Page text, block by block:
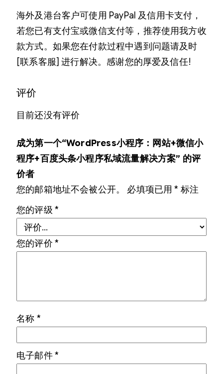
海外及港台客户可使用 PayPal 及信用卡支付，
若您已有支付宝或微信支付等，推荐使用我方收
款方式。如果您在付款过程中遇到问题请及时
[联系客服] 进行解决。感谢您的厚爱及信任!
评价
目前还没有评价
成为第一个“WordPress小程序：网站+微信小
程序+百度头条小程序私域流量解决方案” 的评
价者
您的邮箱地址不会被公开。
必填项已用* 标注
您的评级 *
您的评价 *
名称 *
电子邮件*